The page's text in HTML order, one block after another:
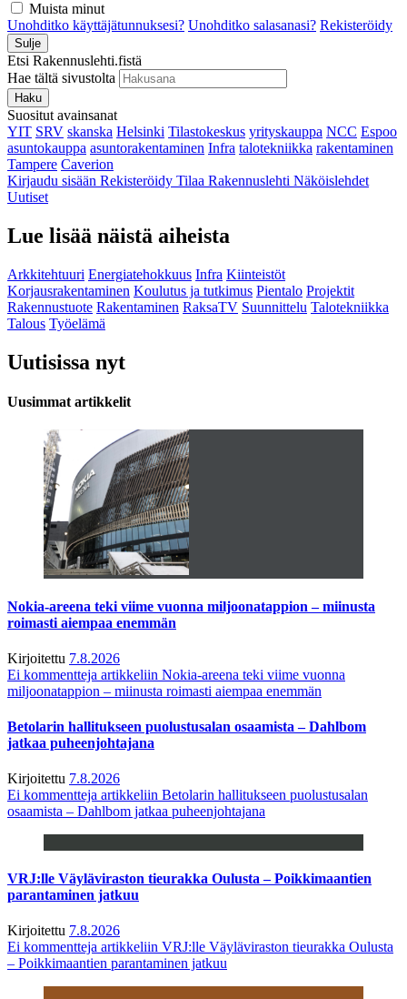
Muista minut
Unohditko käyttäjätunnuksesi? Unohditko salasanasi? Rekisteröidy
Sulje
Etsi Rakennuslehti.fistä
Hae tältä sivustolta
Haku
Suositut avainsanat
YIT SRV skanska Helsinki Tilastokeskus yrityskauppa NCC Espoo
asuntokauppa asuntorakentaminen Infra talotekniikka rakentaminen
Tampere Caverion
Kirjaudu sisään Rekisteröidy Tilaa Rakennuslehti Näköislehdet
Uutiset
Lue lisää näistä aiheista
Arkkitehtuuri Energiatehokkuus Infra Kiinteistöt
Korjausrakentaminen Koulutus ja tutkimus Pientalo Projektit
Rakennustuote Rakentaminen RaksaTV Suunnittelu Talotekniikka
Talous Työelämä
Uutisissa nyt
Uusimmat artikkelit
Nokia-areena teki viime vuonna miljoonatappion – miinusta
roimasti aiempaa enemmän
Kirjoitettu 7.8.2026
Ei kommentteja artikkeliin Nokia-areena teki viime vuonna
miljoonatappion – miinusta roimasti aiempaa enemmän
Betolarin hallitukseen puolustusalan osaamista – Dahlbom
jatkaa puheenjohtajana
Kirjoitettu 7.8.2026
Ei kommentteja artikkeliin Betolarin hallitukseen puolustusalan
osaamista – Dahlbom jatkaa puheenjohtajana
VRJ:lle Väyläviraston tieurakka Oulusta – Poikkimaantien
parantaminen jatkuu
Kirjoitettu 7.8.2026
Ei kommentteja artikkeliin VRJ:lle Väyläviraston tieurakka Oulusta
– Poikkimaantien parantaminen jatkuu